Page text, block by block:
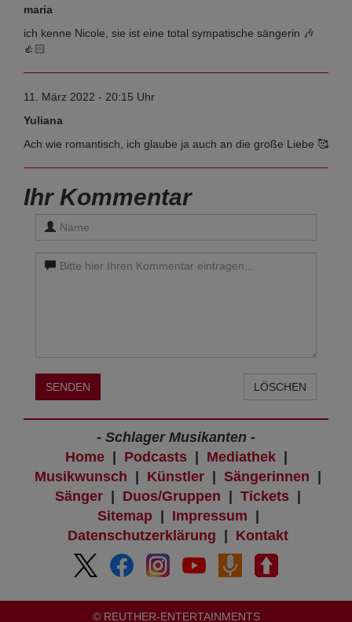
maria
ich kenne Nicole, sie ist eine total sympatische sängerin 🎶
👍🏻
11. März 2022 - 20:15 Uhr
Yuliana
Ach wie romantisch, ich glaube ja auch an die große Liebe 🥰
Ihr Kommentar
SENDEN LÖSCHEN
- Schlager Musikanten -
Home| Podcasts| Mediathek|
Musikwunsch | Künstler | Sängerinnen |
Sänger | Duos/Gruppen | Tickets |
Sitemap| Impressum |
Datenschutzerklärung | Kontakt
© REUTHER-ENTERTAINMENTS